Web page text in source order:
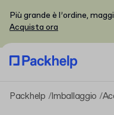
Più grande è l’ordine,
Acquista ora
Packhelp Imballaggio